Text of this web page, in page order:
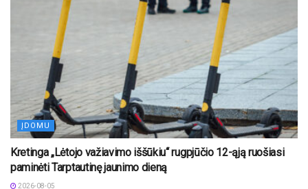
ĮDOMU
Kretinga „Lėtojo važiavimo iššūkiu“ rugpjūčio 12-ąją ruošiasi
paminėti Tarptautinę jaunimo dieną
2026-08-05